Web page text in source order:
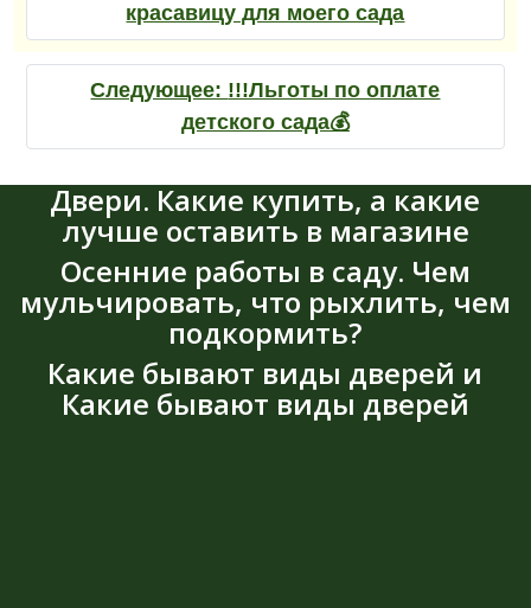
красавицу для моего сада
Следующее: !!!Льготы по оплате
детского сада💰
Двери. Какие купить, а какие
лучше оставить в магазине
Осенние работы в саду. Чем
мульчировать, что рыхлить, чем
подкормить?
Какие бывают виды дверей и
Какие бывают виды дверей